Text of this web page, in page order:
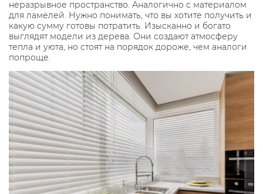
неразрывное пространство. Аналогично с материалом
для ламелей. Нужно понимать, что вы хотите получить и
какую сумму готовы потратить. Изысканно и богато
выглядят модели из дерева. Они создают атмосферу
тепла и уюта, но стоят на порядок дороже, чем аналоги
попроще.